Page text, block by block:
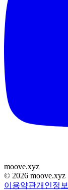
moove.xyz
© 2026 moove.xyz
이용약관개인정